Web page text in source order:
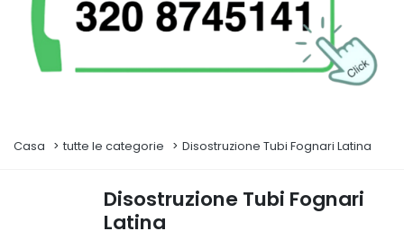
Casa tutte le categorie Disostruzione Tubi Fognari Latina
Disostruzione Tubi Fognari
Latina